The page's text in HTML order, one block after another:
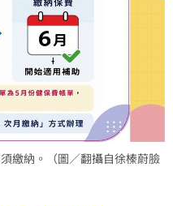
繳納。（圖／翻攝自徐榛蔚臉